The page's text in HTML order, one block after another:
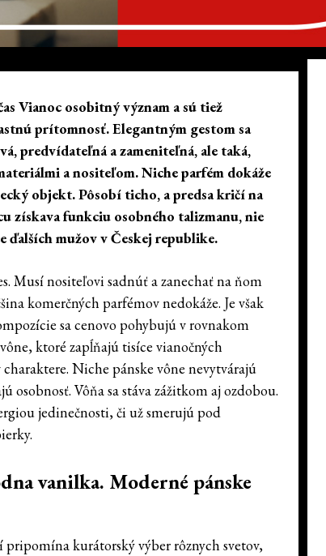
Vianoc osobitný význam a sú tiež
prítomnosť. Elegantným gestom sa
predvídateľná a zameniteľná, ale taká,
a nositeľom. Niche parfém dokáže
objekt. Pôsobí ticho, a predsa kričí na
získava funkciu osobného talizmanu, nie
mužov v Českej republike.
Musí nositeľovi sadnúť a zanechať na ňom
komerčnýchparfémovnedokáže. Je však
sa cenovo pohybujú v rovnakom
ktoré zapĺňajú tisíce vianočných
Niche pánske vône nevytvárajú
osobnosť. Vôňa sa stáva zážitkom aj ozdobou.
jedinečnosti, či už smerujú pod
vanilka. Moderné pánske
kurátorský výber rôznych svetov,